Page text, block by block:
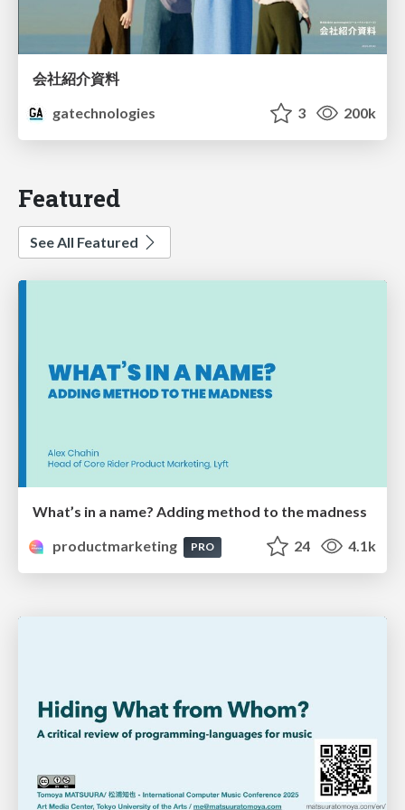
会社紹介資料
gatechnologies
3 200k
Featured
See All Featured
What’s in a name? Adding method to the madness
productmarketing
PRO 24 4.1k